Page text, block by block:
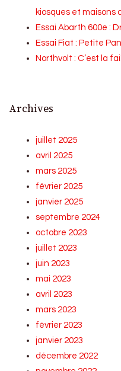
kiosques et maisons
Essai Abarth 600e :
Essai Fiat : Petite
Northvolt : C’est la
Archives
juillet 2025
avril 2025
mars 2025
février 2025
janvier 2025
septembre 2024
octobre 2023
juillet 2023
juin 2023
mai 2023
avril 2023
mars 2023
février 2023
janvier 2023
décembre 2022